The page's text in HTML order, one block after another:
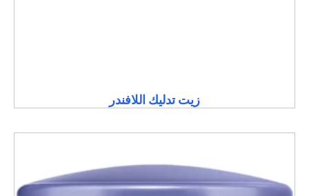
زيت تدليك اللافندر